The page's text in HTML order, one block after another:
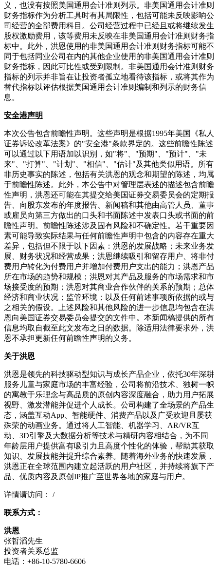
义，也没有按照美国通用会计准则列示。非美国通用会计准则
财务指标作为分析工具时有其局限性，包括可能未反映影响公
司经营的全部费用科目。公司经营过程中已经且或将继续发生
股权激励费用，该等费用未反映在非美国通用会计准则财务指
标中。此外，洪恩使用的非美国通用会计准则财务指标可能不
同于包括同业公司在内的其他企业使用的非美国通用会计准则
财务指标，因此可比性或受到限制。非美国通用会计准则财务
指标的列示并非旨在让投资者孤立地看待该指标，或将其作为
替代指标以评估根据美国通用会计准则编制和列示的财务信
息。
安全港声明
本次公告包含前瞻性声明。这些声明是根据1995年美国《私人
证券诉讼改革法案》的"安全港"条款界定的。这些前瞻性陈述
可以通过以下用语加以识别，如"将"、"预期"、"预计"、"未
来"、"打算"、"计划"、"相信"、"估计"及其他类似用语。所有
非历史事实的陈述，包括有关洪恩的观念和期望的陈述，均属
于前瞻性陈述。此外，本公告中对管理层表述的描述包含前瞻
性声明，洪恩还可能在其提交给美国证券交易委员会的定期报
告、向股东发布的年度报告、新闻稿和其他由高管人员、董事
或雇员向第三方做出的口头和书面陈述中发表口头或书面的前
瞻性声明。前瞻性陈述涉及固有风险和不确定性。若干重要因
素可能导致实际结果与任何前瞻性声明中包含的内容存在重大
差异，包括但不限于以下因素：洪恩的发展战略；未来业务发
展、财务状况和经营成果；洪恩继续吸引和留存用户、将非付
费用户转化为付费用户并增加付费用户支出的能力；洪恩产品
所在市场的趋势和规模；洪恩对其产品及服务的市场需求和市
场接受度的预期；洪恩对其商业合作伙伴的关系的预期；总体
经济和商业状况；监管环境；以及任何前述事项所依据的或与
之相关的假设。上述风险和其他风险的进一步信息均包含在洪
恩向美国证券交易委员会提交的文件中。本新闻稿提供的所有
信息均取自截至此文发布之日的数据。除适用法律要求外，洪
恩不承担更新任何前瞻性声明的义务。
关于洪恩
洪恩是领先的科技驱动型知识与成长产品企业，依托30年深耕
服务儿童与家庭市场的丰富经验，公司将前沿技术、独树一帜
的寓教于乐理念与高品质的原创内容深度融合，助力用户拓展
视野、激发潜能并促进个人成长。公司构建了全场景的产品生
态，涵盖互动App、智能硬件、消费产品以及广受欢迎且屡获
殊荣的动画业务。通过将人工智能、机器学习、AR/VR互
动、3D引擎及大数据分析等技术与精研内容相结合，为不同
年龄层用户提供富有吸引力且高度个性化的体验，帮助其获取
知识、发展技能并提升综合素养。随着海外业务的快速发展，
洪恩正在全球范围内建立起活跃的用户社区，并持续将旗下产
品、优质内容及原创IP推广至世界各地的家庭与用户。
详情请访问： /
联系方式：
洪恩
张哲滔先生
投资者关系总监
电话：+86-10-5780-6606